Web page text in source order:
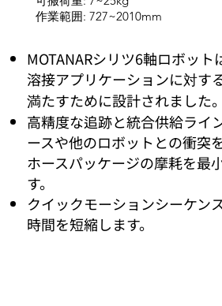
MOTANARシリツ6軸ロボット
溶接アプリケーションに対す
満たすために設計されました。
高精度な追跡と統合供給ライ
ースや他のロボットとの衝突
ホースパッケージの摩耗を最
す。
クイックモーションシーケン
時間を短縮します。
作業範囲: 727~2010mm